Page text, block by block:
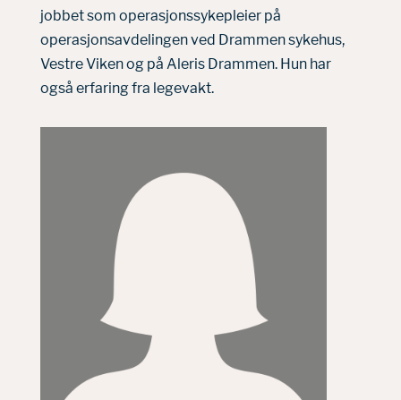
jobbet som operasjonssykepleier på
operasjonsavdelingen ved Drammen sykehus,
Vestre Viken og på Aleris Drammen. Hun har
også erfaring fra legevakt.